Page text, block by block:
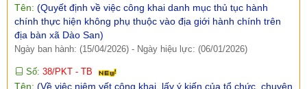
Ngày ban hành: (15/04/2026) -Ngày hiệu lực: (06/01/2026)
Số:38/PKT - TB
Tên: (Về việc niêm yết công khai, lấy ý kiến của tổ chức, chuyên
gia và cộng động dân cư có liên quan đối với Quy hoạch chung
xã Dào San, tỉnh Lai Châu đến năm 2045)